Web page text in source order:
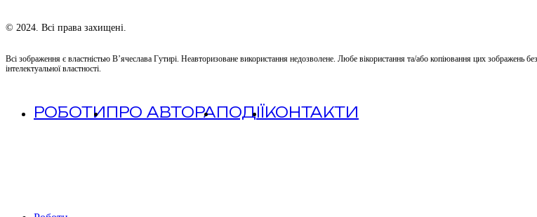
© 2024. Всі права захищені.
Всі зображення є властністью В’ячеслава Гутирі. Неавторизоване використання недозволене. Любе вікористання та/або копіювання цих зображень
інтелектуальної властності.
РОБОТИПРО АВТОРАПОДІЇКОНТАКТИ